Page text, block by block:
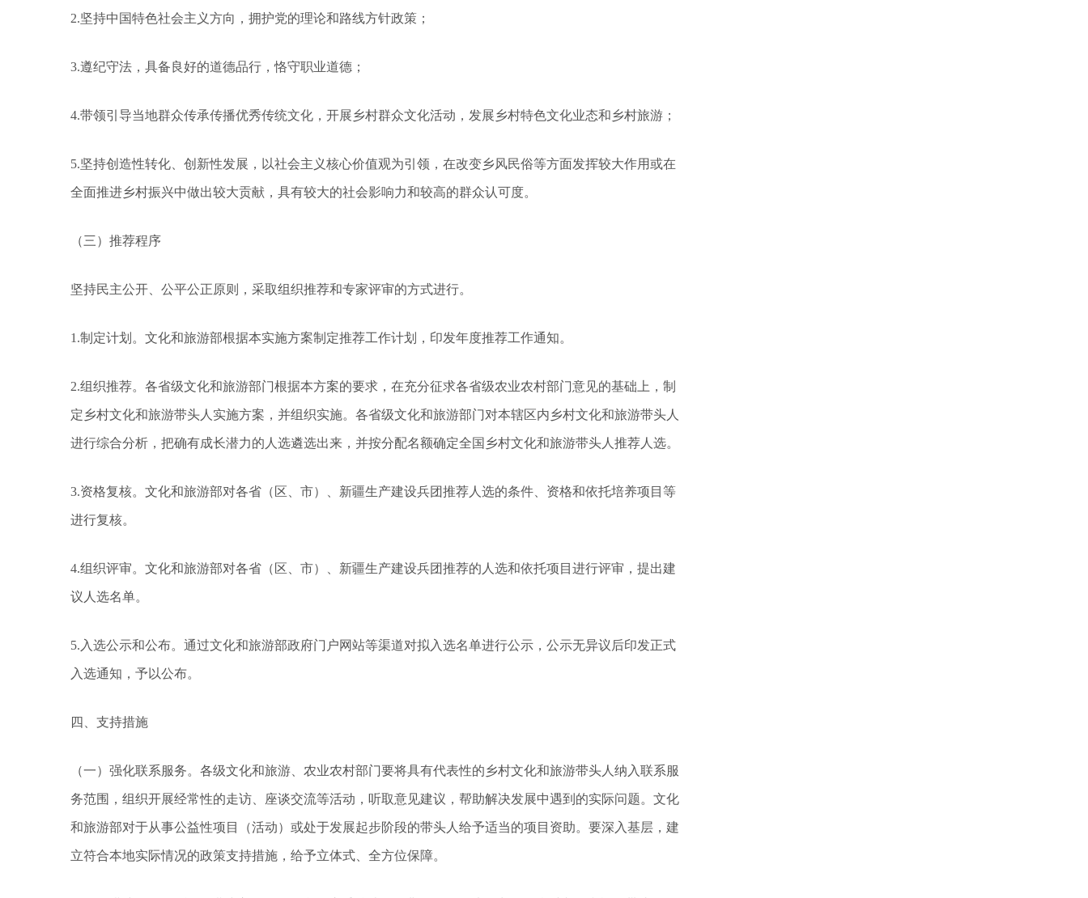
2.坚持中国特色社会主义方向，拥护党的理论和路线方针政策；
3.遵纪守法，具备良好的道德品行，恪守职业道德；
4.带领引导当地群众传承传播优秀传统文化，开展乡村群众文化活动，发展乡村特色文化业态和乡村旅游；
5.坚持创造性转化、创新性发展，以社会主义核心价值观为引领，在改变乡风民俗等方面发挥较大作用或在
全面推进乡村振兴中做出较大贡献，具有较大的社会影响力和较高的群众认可度。
（三）推荐程序
坚持民主公开、公平公正原则，采取组织推荐和专家评审的方式进行。
1.制定计划。文化和旅游部根据本实施方案制定推荐工作计划，印发年度推荐工作通知。
2.组织推荐。各省级文化和旅游部门根据本方案的要求，在充分征求各省级农业农村部门意见的基础上，制
定乡村文化和旅游带头人实施方案，并组织实施。各省级文化和旅游部门对本辖区内乡村文化和旅游带头人
进行综合分析，把确有成长潜力的人选遴选出来，并按分配名额确定全国乡村文化和旅游带头人推荐人选。
3.资格复核。文化和旅游部对各省（区、市）、新疆生产建设兵团推荐人选的条件、资格和依托培养项目等
进行复核。
4.组织评审。文化和旅游部对各省（区、市）、新疆生产建设兵团推荐的人选和依托项目进行评审，提出建
议人选名单。
5.入选公示和公布。通过文化和旅游部政府门户网站等渠道对拟入选名单进行公示，公示无异议后印发正式
入选通知，予以公布。
四、支持措施
（一）强化联系服务。各级文化和旅游、农业农村部门要将具有代表性的乡村文化和旅游带头人纳入联系服
务范围，组织开展经常性的走访、座谈交流等活动，听取意见建议，帮助解决发展中遇到的实际问题。文化
和旅游部对于从事公益性项目（活动）或处于发展起步阶段的带头人给予适当的项目资助。要深入基层，建
立符合本地实际情况的政策支持措施，给予立体式、全方位保障。